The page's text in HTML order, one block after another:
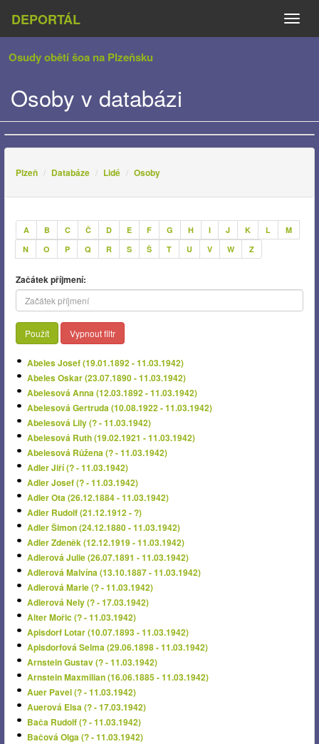
DEPORTÁL
Osudy obětí šoa na Plzeňsku
Osoby v databázi
Plzeň Databáze Lidé Osoby
A B C Č D E F G H I J K L
M
N
O P Q R S Š T U V W Z
Začátek příjmení:
Použít Vypnout filtr
Abeles Josef (19.01.1892 - 11.03.1942)
Abeles Oskar (23.07.1890 - 11.03.1942)
Abelesová Anna (12.03.1892 - 11.03.1942)
Abelesová Gertruda (10.08.1922 - 11.03.1942)
Abelesová Lily (? - 11.03.1942)
Abelesová Ruth (19.02.1921 - 11.03.1942)
Abelesová Růžena (? - 11.03.1942)
Adler Jiří (? - 11.03.1942)
Adler Josef (? - 11.03.1942)
Adler Ota (26.12.1884 - 11.03.1942)
Adler Rudolf (21.12.1912 - ?)
Adler Šimon (24.12.1880 - 11.03.1942)
Adler Zdeněk (12.12.1919 - 11.03.1942)
Adlerová Julie (26.07.1891 - 11.03.1942)
Adlerová Malvína (13.10.1887 - 11.03.1942)
Adlerová Marie (? - 11.03.1942)
Adlerová Nely (? - 17.03.1942)
Alter Mořic (? - 11.03.1942)
Apisdorf Lotar (10.07.1893 - 11.03.1942)
Apisdorfová Selma (29.06.1898 - 11.03.1942)
Arnstein Gustav (? - 11.03.1942)
Arnstein Maxmilian (16.06.1885 - 11.03.1942)
Auer Pavel (? - 11.03.1942)
Auerová Elsa (? - 17.03.1942)
Bača Rudolf (? - 11.03.1942)
Bačová Olga (? - 11.03.1942)